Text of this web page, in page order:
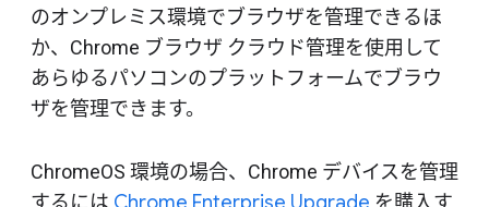
のオンプレミス環境でブラウザを管理できるほ
か、Chrome ブラウザ クラウド管理を使用して
あらゆるパソコンのプラットフォームでブラウ
ザを管理できます。
ChromeOS 環境の場合、Chrome デバイスを管理
するには
を購入す